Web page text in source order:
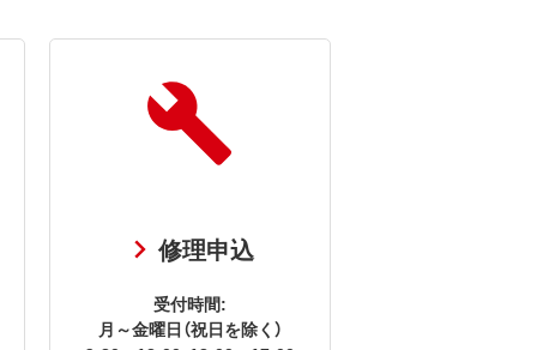
修理申込
受付時間:
月～金曜日（祝日を除く）